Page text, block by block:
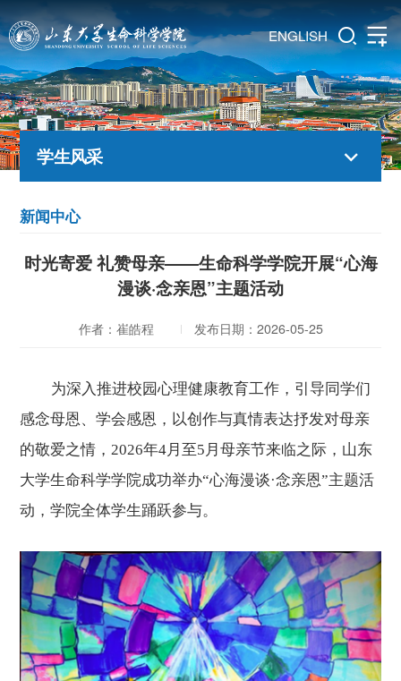
ENGLISH
学生风采
新闻中心
时光寄爱 礼赞母亲——生命科学学院开展“心海
漫谈·念亲恩”主题活动
作者：崔皓程 发布日期：2026-05-25
为深入推进校园心理健康教育工作，引导同学们
感念母恩、学会感恩，以创作与真情表达抒发对母亲
的敬爱之情， 2026年4月至5 月母亲节来临之际，山东
大学生命科学学院成功举办“心海漫谈·念亲恩”主题活
动，学院全体学生踊跃参与。